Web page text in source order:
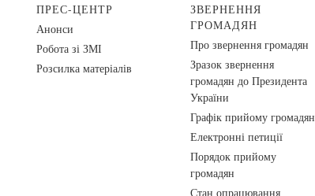
ПРЕС-ЦЕНТР
Анонси
Робота зі ЗМІ
Розсилка матеріалів
ЗВЕРНЕННЯ
ГРОМАДЯН
Про звернення громадян
Зразок звернення
громадян до Президента
України
Графік прийому громадян
Електронні петиції
Порядок прийому
громадян
Стан опрацювання